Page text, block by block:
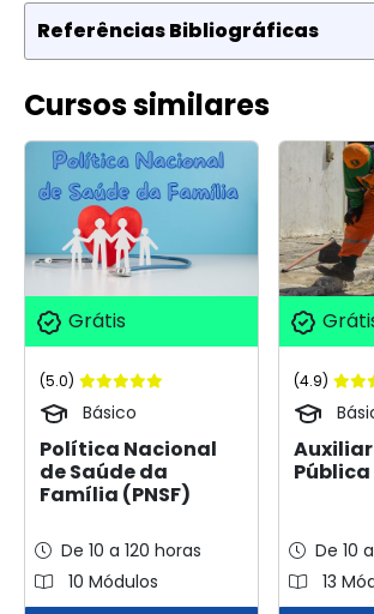
Referências Bibliográficas
Cursos similares
Grátis
(5.0)
Básico
Política Nacional
de Saúde da
Família (PNSF)
De 10 a 120 horas
10 Módulos
(4.9)
Pública
De 10
13